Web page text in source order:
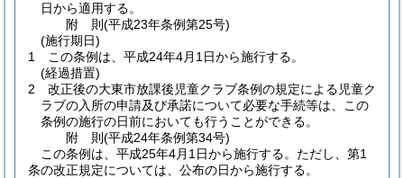
日から適用する。
附 則(平成23年条例第25号)
(施行期日)
1
この条例は、平成24年4月1日から施行する。
(経過措置)
2
改正後の大東市放課後児童クラブ条例の規定による児童ク
ラブの入所の申請及び承諾について必要な手続等は、この
条例の施行の日前においても行うことができる。
附 則(平成24年条例第34号)
この条例は、平成25年4月1日から施行する。 ただし、第1
条の改正規定については、公布の日から施行する。